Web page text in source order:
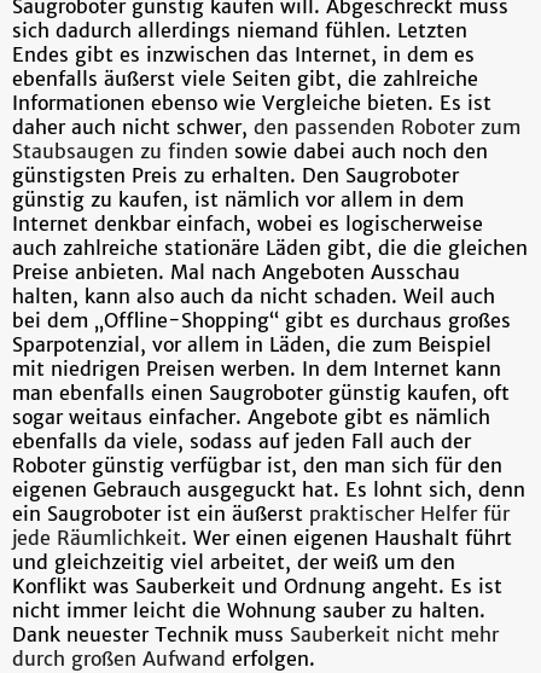
Saugroboter günstig kaufen will. Abgeschreckt muss
sich dadurch allerdings niemand fühlen. Letzten
Endes gibt es inzwischen das Internet, in dem es
ebenfalls äußerst viele Seiten gibt, die zahlreiche
Informationen ebenso wie Vergleiche bieten. Es ist
daher auch nicht schwer, den passenden Roboter zum
Staubsaugen zu finden sowie dabei auch noch den
günstigsten Preis zu erhalten. Den Saugroboter
günstig zu kaufen, ist nämlich vor allem in dem
Internet denkbar einfach, wobei es logischerweise
auch zahlreiche stationäre Läden gibt, die die gleichen
Preise anbieten. Mal nach Angeboten Ausschau
halten, kann also auch da nicht schaden. Weil auch
bei dem „Offline-Shopping“ gibt es durchaus großes
Sparpotenzial, vor allem in Läden, die zum Beispiel
mit niedrigen Preisen werben. In dem Internet kann
man ebenfalls einen Saugroboter günstig kaufen, oft
sogar weitaus einfacher. Angebote gibt es nämlich
ebenfalls da viele, sodass auf jeden Fall auch der
Roboter günstig verfügbar ist, den man sich für den
eigenen Gebrauch ausgeguckt hat. Es lohnt sich, denn
ein Saugroboter ist ein äußerst praktischer Helfer für
jede Räumlichkeit. Wer einen eigenen Haushalt führt
und gleichzeitig viel arbeitet, der weiß um den
Konflikt was Sauberkeit und Ordnung angeht. Es ist
nicht immer leicht die Wohnung sauber zu halten.
Dank neuester Technik muss Sauberkeit nicht mehr
durch großen Aufwand erfolgen.